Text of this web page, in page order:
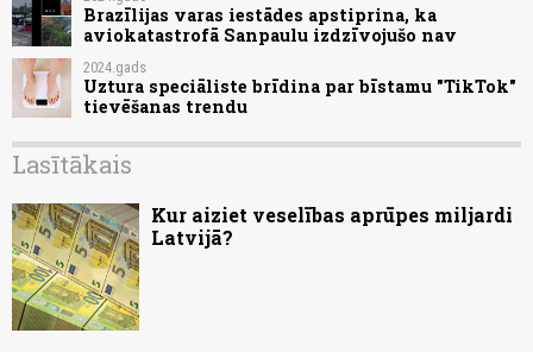
Brazīlijas varas iestādes apstiprina, ka
aviokatastrofā Sanpaulu izdzīvojušo nav
2024.gads
Uztura speciāliste brīdina par bīstamu "TikTok"
tievēšanas trendu
Lasītākais
Kur aiziet veselības aprūpes miljardi
Latvijā?